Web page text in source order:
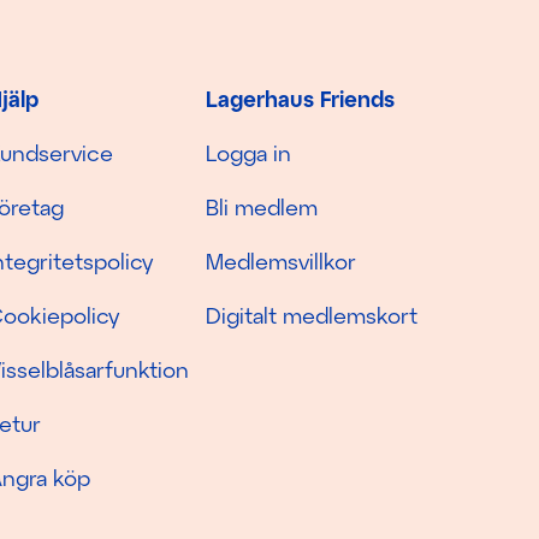
köp
Lagerhaus Friends
Logga in
Bli medlem
Medlemsvillkor
Digitalt medlemskort